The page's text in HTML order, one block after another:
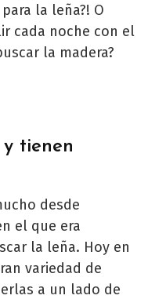
la leña?! O
cada noche con el
la madera?
tienen
desde
el que era
la leña. Hoy en
variedad de
a un lado de